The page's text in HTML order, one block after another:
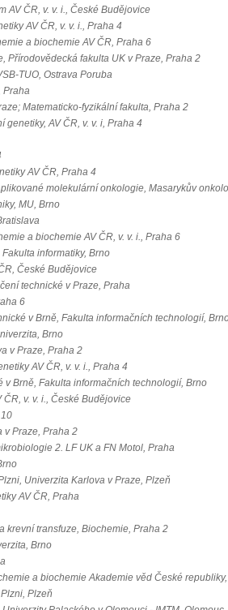
AV ČR, v. v. i., České Budějovice
AV ČR, v. v. i., Praha 4
a biochemie AV ČR, Praha 6
Přírodovědecká fakulta UK v Praze, Praha 2
TUO, Ostrava Poruba
Praha
Matematicko-fyzikální fakulta, Praha 2
genetiky, AV ČR, v. v. i, Praha 4
AV ČR, Praha 4
molekulární onkologie, Masarykův
MU, Brno
a biochemie AV ČR, v. v. i., Praha 6
informatiky, Brno
České Budějovice
technické v Praze, Praha
6
v Brně, Fakulta informačních technologií,
Brno
v Praze, Praha 2
AV ČR, v. v. i., Praha 4
v Brně, Fakulta informačních technologií, Brno
v. v. i., České Budějovice
v Praze, Praha 2
2. LF UK a FN Motol, Praha
Univerzita Karlova v Praze, Plzeň
AV ČR, Praha
krevní transfuze, Biochemie, Praha 2
Brno
a biochemie Akademie věd České republiky,
Plzeň